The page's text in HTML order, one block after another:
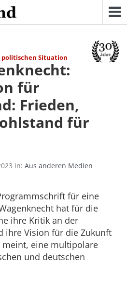
Situation
für
Frieden,
für
in: Aus anderen Medien
für eine
hat für die
ihre Kritik an der
ihre Vision für die Zukunft
meint, eine multipolare
und deutschen